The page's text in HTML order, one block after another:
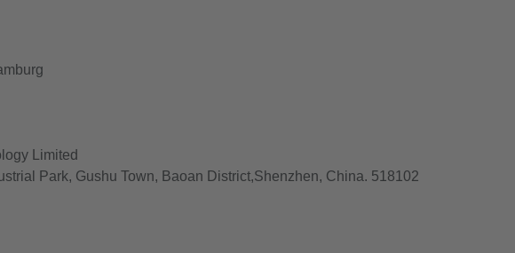
Limited
Park, Gushu Town, Baoan District,Shenzhen, China. 518102